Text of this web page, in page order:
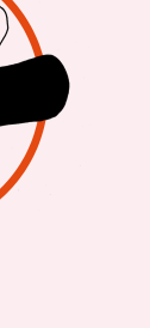
der
im
Muñoz